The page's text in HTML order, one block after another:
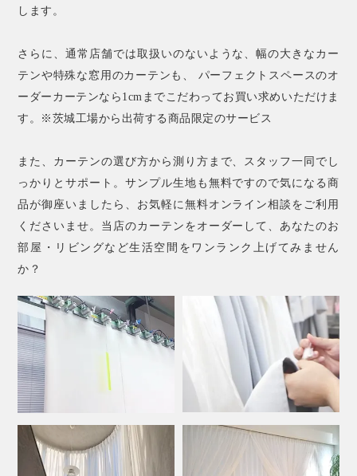
します。
さらに、通常店舗では取扱いのないような、幅の大きなカー
テンや特殊な窓用のカーテンも、 パーフェクトスペースのオ
ーダーカーテンなら1cmまでこだわってお買い求めいただけま
す。※茨城工場から出荷する商品限定のサービス
また、カーテンの選び方から測り方まで、スタッフ一同でし
っかりとサポート。サンプル生地も無料ですので気になる商
品が御座いましたら、お気軽に無料オンライン相談をご利用
くださいませ。当店のカーテンをオーダーして、あなたのお
部屋・リビングなど生活空間をワンランク上げてみません
か？